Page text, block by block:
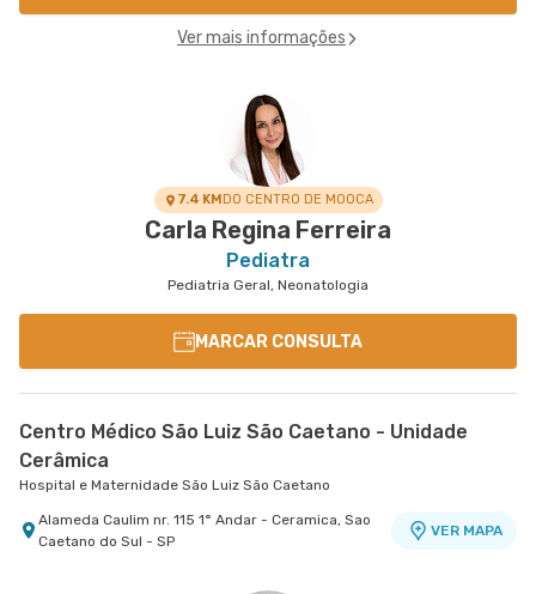
Ver mais informações
7.4 KMDO CENTRO DE MOOCA
Carla Regina Ferreira
Pediatra
Pediatria Geral, Neonatologia
MARCAR CONSULTA
Centro Médico São Luiz São Caetano - Unidade
Cerâmica
Hospital e Maternidade São Luiz São Caetano
Alameda Caulim nr. 115 1° Andar - Ceramica, Sao
Caetano do Sul - SP
VER MAPA